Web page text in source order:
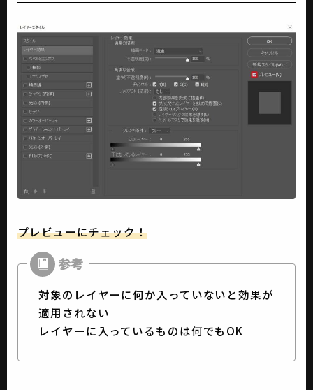
プレビューにチェック！
対象のレイヤーに何か入っていないと効果が
適用されない
レイヤーに入っているものは何でもOK